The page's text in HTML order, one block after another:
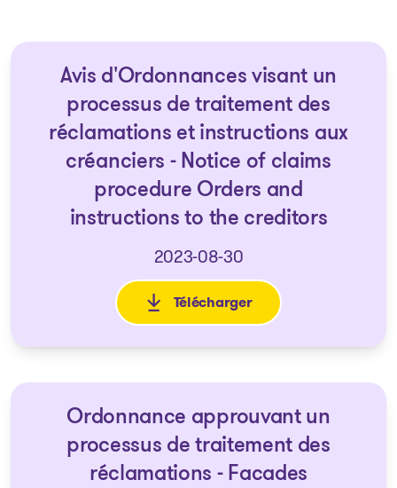
Avis d'Ordonnances visant un
processus de traitement des
réclamations et instructions aux
créanciers - Notice of claims
procedure Orders and
instructions to the creditors
2023-08-30
Télécharger
: Avis d'Ordonnances visant
Ordonnance approuvant un
processus de traitement des
réclamations - Facades